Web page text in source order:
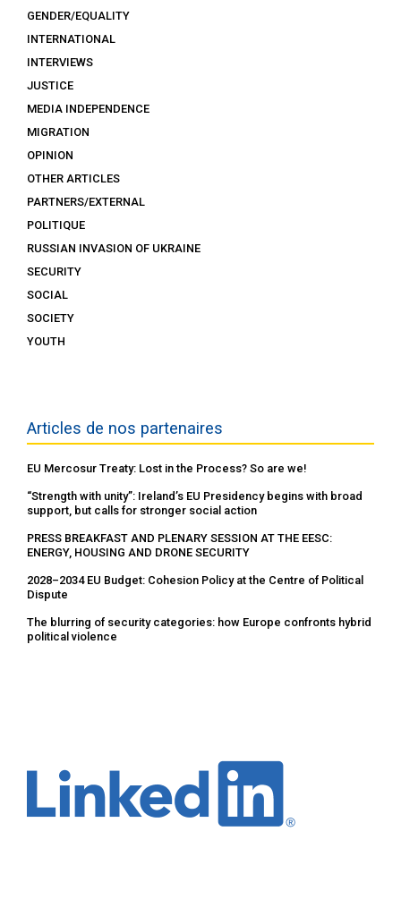
GENDER/EQUALITY
INTERNATIONAL
INTERVIEWS
JUSTICE
MEDIA INDEPENDENCE
MIGRATION
OPINION
OTHER ARTICLES
PARTNERS/EXTERNAL
POLITIQUE
RUSSIAN INVASION OF UKRAINE
SECURITY
SOCIAL
SOCIETY
YOUTH
Articles de nos partenaires
EU Mercosur Treaty: Lost in the Process? So are we!
“Strength with unity”: Ireland’s EU Presidency begins with broad
support, but calls for stronger social action
PRESS BREAKFAST AND PLENARY SESSION AT THE EESC:
ENERGY, HOUSING AND DRONE SECURITY
2028–2034 EU Budget: Cohesion Policy at the Centre of Political
Dispute
The blurring of security categories: how Europe confronts hybrid
political violence